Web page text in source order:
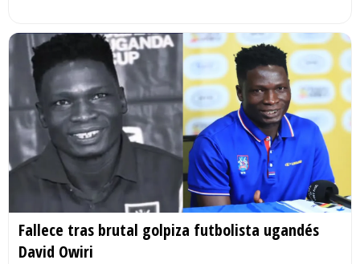
Fallece tras brutal golpiza futbolista ugandés
David Owiri